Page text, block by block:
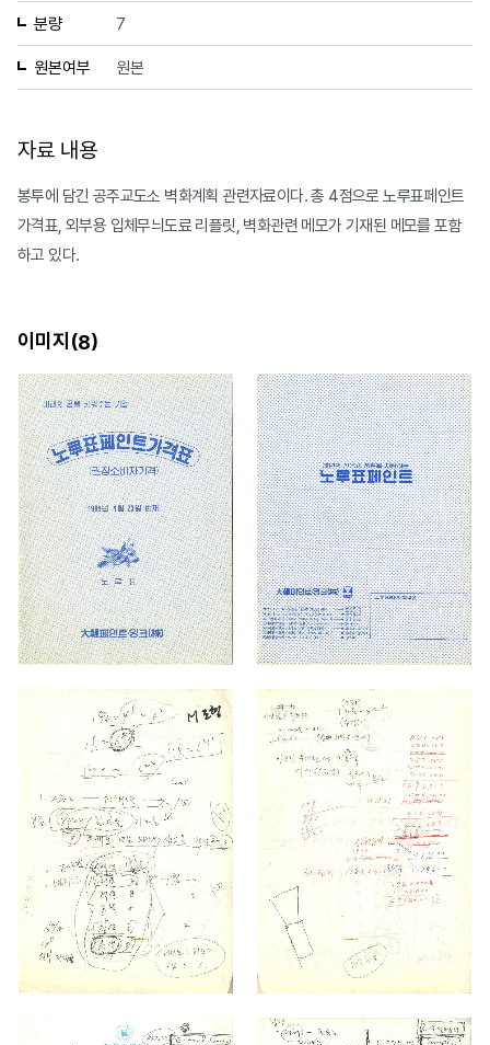
분량 7
원본여부 원본
자료 내용
봉투에 담긴 공주교도소 벽화계획 관련자료이다. 총 4점으로 노루표페인트
가격표, 외부용 입체무늬도료 리플릿, 벽화관련 메모가 기재된 메모를 포함
하고 있다.
이미지(8)